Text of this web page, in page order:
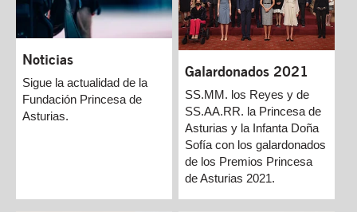
Noticias
Sigue la actualidad de la
Fundación Princesa de
Asturias.
Galardonados 2021
SS.MM. los Reyes y de
SS.AA.RR. la Princesa de
Asturias y la Infanta Doña
Sofía con los galardonados
de los Premios Princesa
de Asturias 2021.